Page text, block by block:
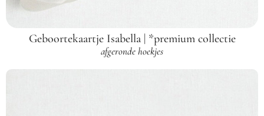
Geboortekaartje Isabella | *premium collectie
afgeronde hoekjes